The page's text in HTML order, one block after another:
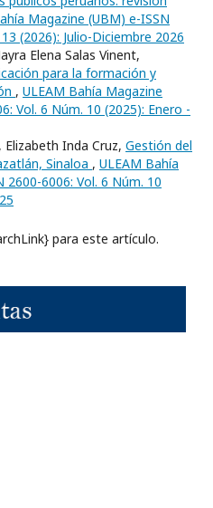
Magazine (UBM) e-ISSN
(2026): Julio-Diciembre 2026
Elena Salas Vinent,
para la formación y
, ULEAM Bahía Magazine
Vol. 6 Núm. 10 (2025): Enero -
Inda Cruz, Gestión del
Sinaloa , ULEAM Bahía
2600-6006: Vol. 6 Núm. 10
para este artículo.